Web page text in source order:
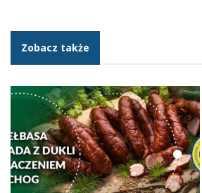
Zobacz także